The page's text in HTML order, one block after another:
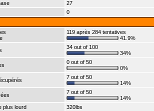
27
0
119 après 284 tentatives
41.9%
34 out of 100
34%
0 out of 50
0%
7 out of 50
14%
7 out of 50
14%
plus lourd
320lbs